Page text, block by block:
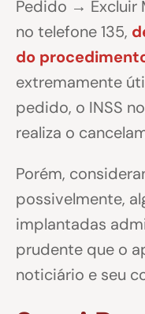
Pedido → Excluir
no telefone 135,
do
extremamente
pedido, o INSS
realiza o
Porém,
possivelmente,
implantadas
prudente que o
noticiário e seu